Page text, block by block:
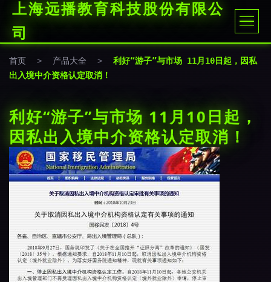
上海远播教育科技股份有限公
司
首页 > 产品大全 >
利好“游子”与市场 11月10日起，因私
出入境中介资格认定取消！
利好“游子”与市场 11月10日起，
因私出入境中介资格认定取消！